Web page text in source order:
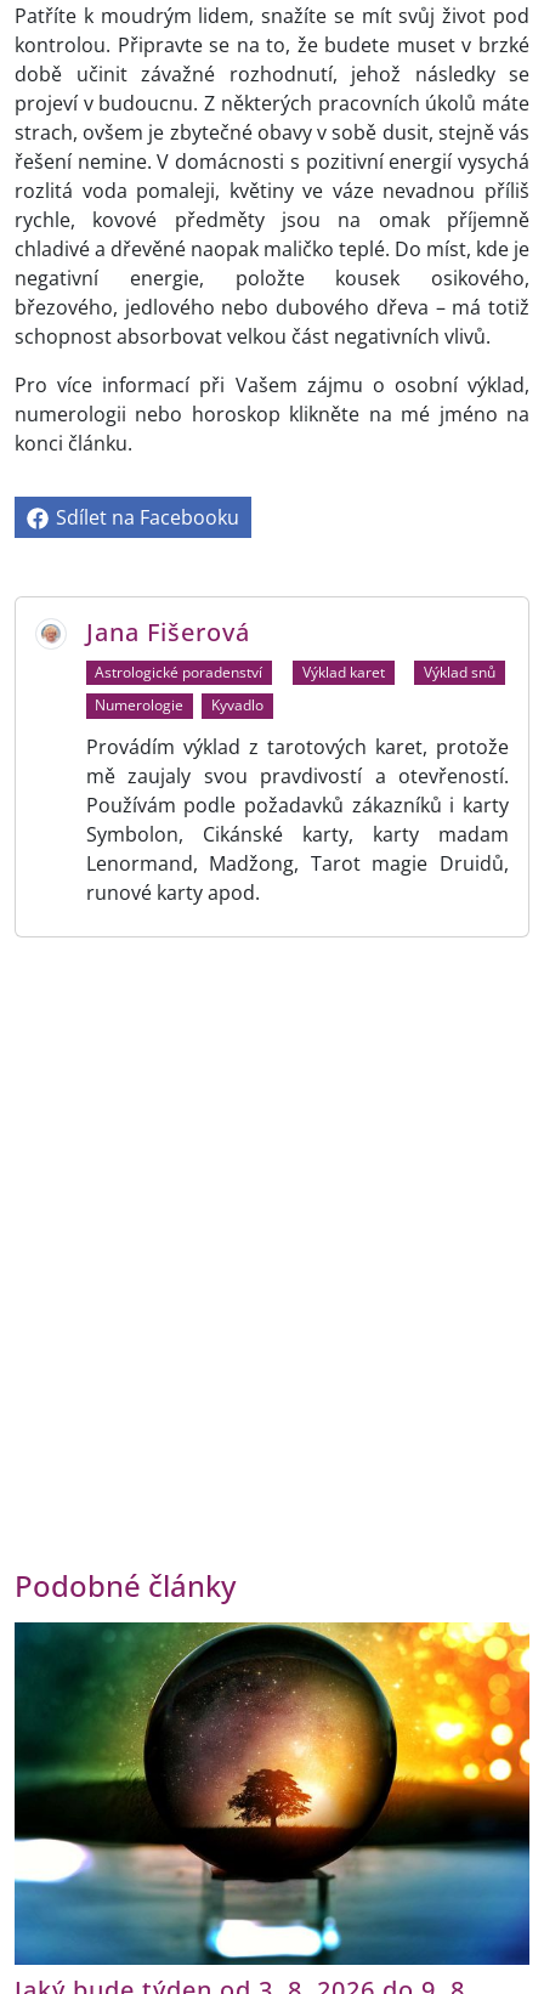
Patříte k moudrým lidem, snažíte se mít svůj život pod
kontrolou. Připravte se na to, že budete muset v brzké
době učinit závažné rozhodnutí, jehož následky se
projeví v budoucnu. Z některých pracovních úkolů máte
strach, ovšem je zbytečné obavy v sobě dusit, stejně vás
řešení nemine. V domácnosti s pozitivní energií vysychá
rozlitá voda pomaleji, květiny ve váze nevadnou příliš
rychle, kovové předměty jsou na omak příjemně
chladivé a dřevěné naopak maličko teplé. Do míst, kde je
negativní energie, položte kousek osikového,
březového, jedlového nebo dubového dřeva – má totiž
schopnost absorbovat velkou část negativních vlivů.
Pro více informací při Vašem zájmu o osobní výklad,
numerologii nebo horoskop klikněte na mé jméno na
konci článku.
Sdílet na Facebooku
Jana Fišerová
Astrologické poradenství Výklad karet
Výklad snů
Numerologie
Kyvadlo
Provádím výklad z tarotových karet, protože
mě zaujaly svou pravdivostí a otevřeností.
Používám podle požadavků zákazníků i karty
Symbolon, Cikánské karty, karty madam
Lenormand, Madžong, Tarot magie Druidů,
runové karty apod.
Podobné články